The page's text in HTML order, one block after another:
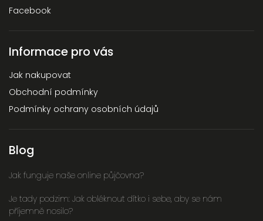
Facebook
Informace pro vás
Jak nakupovat
Obchodní podmínky
Podmínky ochrany osobních údajů
Blog
Jak funguje naše online půjčovna?
Je tady podzim: Jak obléknout dítko i sebe, aby se nám
příjemně nosilo?